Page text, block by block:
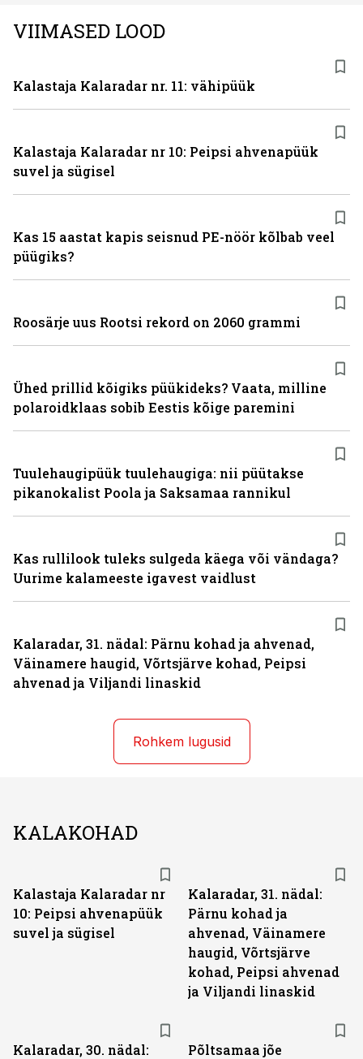
VIIMASED LOOD
Kalastaja Kalaradar nr. 11: vähipüük
Kalastaja Kalaradar nr 10: Peipsi ahvenapüük
suvel ja sügisel
Kas 15 aastat kapis seisnud PE-nöör kõlbab veel
püügiks?
Roosärje uus Rootsi rekord on 2060 grammi
Ühed prillid kõigiks püükideks? Vaata, milline
polaroidklaas sobib Eestis kõige paremini
Tuulehaugipüük tuulehaugiga: nii püütakse
pikanokalist Poola ja Saksamaa rannikul
Kas rullilook tuleks sulgeda käega või vändaga?
Uurime kalameeste igavest vaidlust
Kalaradar, 31. nädal: Pärnu kohad ja ahvenad,
Väinamere haugid, Võrtsjärve kohad, Peipsi
ahvenad ja Viljandi linaskid
Rohkem lugusid
KALAKOHAD
Kalastaja Kalaradar nr
10: Peipsi ahvenapüük
suvel ja sügisel
Kalaradar, 31. nädal:
Pärnu kohad ja
ahvenad, Väinamere
haugid, Võrtsjärve
kohad, Peipsi ahvenad
ja Viljandi linaskid
Kalaradar, 30. nädal:
Põltsamaa jõe